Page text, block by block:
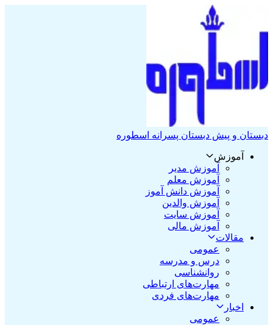
دبستان و پیش دبستان پسرانه اسطوره
آموزش
آموزش مدیر
آموزش معلم
آموزش دانش آموز
آموزش والدین
آموزش سایت
آموزش مالی
مقالات
عمومی
درس و مدرسه
روانشناسی
مهارت‌های ارتباطی
مهارت‌های فردی
اخبار
عمومی